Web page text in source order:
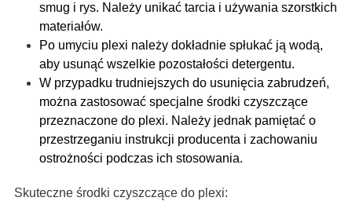
smug i rys. Należy unikać tarcia i używania szorstkich
materiałów.
Po umyciu plexi należy dokładnie spłukać ją wodą,
aby usunąć wszelkie pozostałości detergentu.
W przypadku trudniejszych do usunięcia zabrudzeń,
można zastosować specjalne środki czyszczące
przeznaczone do plexi. Należy jednak pamiętać o
przestrzeganiu instrukcji producenta i zachowaniu
ostrożności podczas ich stosowania.
Skuteczne środki czyszczące do plexi: